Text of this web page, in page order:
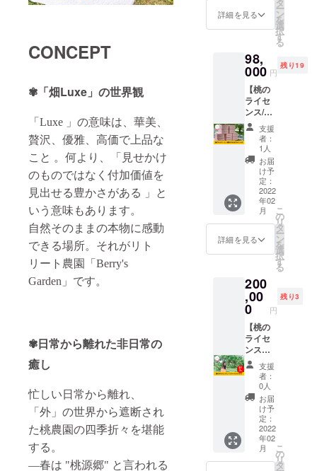
CONCEPT
✾「畑Luxe」の世界観
「Luxe 」の意味は、華美、
贅沢、優雅、高価で上品な
こと 。何より、「見せかけ
のものではなく付加価値を
見出せる豊かさがある 」と
いう意味もあります。
自然そのままの本物に感動
できる場所。それがリト
リート農園「Berry's
Garden」です。
✾日常から離れた非日常の
癒し
忙しい日常から離れ、
「外」の世界から遮断され
た桃農園の四季折々を堪能
する。
―春は "桃源郷" と言われる
（10％
オフ）
※詳細は
にてご
案内さ
せてい
ただき
ます。
※ライセ
ンス期
間は
2022年
2月から
1年間で
す。 ※
ライセ
ンスは
更新可
す。 ※
畑イベ
報はオ
ンライ
ンにて
発信し
ます。
※畑イベ
ントは
以下を
予定し
ており
ます。
7月：収
穫体験
4月：桃
の花の
お花見
5月6
②7月中
旬～7月
旬～8月
上旬
予定）
・
Berry’
s
Garden
主催の
畑イベ
ントに
優先案
内 ・畑
イベン
ト参加
費・商
レミア
ムプラ
（20％
オフ）
※詳細は
メール
にてご
案内さ
せてい
ただき
ます。
※ライセ
ンス期
間は
2022年
2月から
1年間で
す。 ※
ただき
ます。
※ネット
企業イ
メージ
が相違
する場
合等、
掲載を
お断り
させて
いただ
く場合
があり
ます。
お断り
させて
いただ
合にお
いても
かねま
す。
※HPの
掲載期
間は
2022年
2月から
1年間で
す。
トで掲
す。 あ
なたの
企業名
（お名
前）を
Berry’s
Garden
（ベ
リーズ
ガーデ
ン）の
桃の木
でPRで
きま
す。 ※
掲載内
容は
せてい
ただき
ます。
※ネット
ワーク
販売や
企業イ
メージ
が相違
する場
合等、
掲載を
お断り
させて
いただ
く場合
があり
ガーデ
ン）で
まとめ
ししま
す。
「ロス
桃」と
はい
え、色
や形が
「規格
外」と
なった
だけ
で、品
質は問
題あり
ませ
ん。
形・色
ていた
だける
ように
育てた
桃にな
りま
す。
フード
ロス削
減と農
産物の
価値向
上の取
り組み
にご賛
同いた
だける
詳細を見る ー
ン
を
選
択
す
る
98,
000 円
残り19
【桃の
ライセ
ンス/畑
おすそ
わけス
ペシャ
ル】 桃
のライ
センス
『畑お
すそわ
けスペ
シャ
ル』プ
ランが
取得で
す。 ご
家族や
親戚、
お友達
や仲間
などと
一緒に
畑を楽
しむこ
とがで
きま
す。 オ
ンライ
ンにて
収穫の
日時や
その日
支援
者：
1人
お届
け予
定：
2022
年02
月
詳細を見る
こ
の
リ
タ
ー
ン
を
選
択
す
る
200
,00
0 円
残り3
【桃の
ライセ
ンス
ファー
ストク
ラス】
桃のラ
イセン
『ファ
ースト
クラ
ス』が
支援
者：
0人
お届
け予
定：
2022
年02
月
こ
の
リ
タ